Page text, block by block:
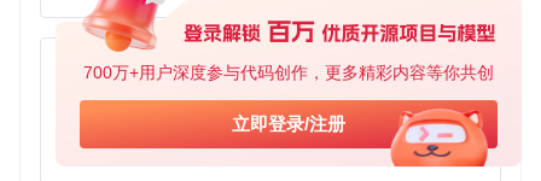
700万+用户深度参与代码创作，更多精彩内容等你共创
立即登录/注册
实时显示转换预览效果
py-xiaozhi
基于Python的Xiaozhi AI，适用于想要完整Xiaozhi体验而无需拥有专用硬件的用户。
Python
0 1